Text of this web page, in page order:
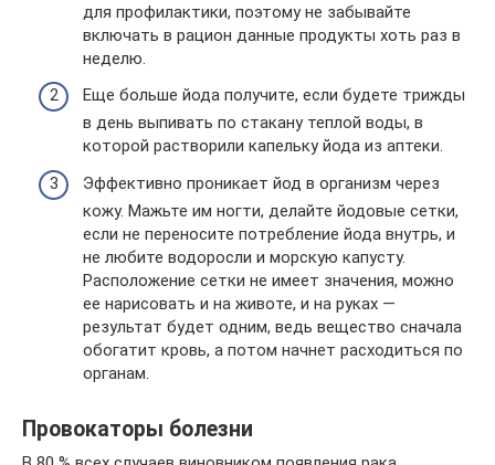
для профилактики, поэтому не забывайте
включать в рацион данные продукты хоть раз в
неделю.
Еще больше йода получите, если будете трижды
в день выпивать по стакану теплой воды, в
которой растворили капельку йода из аптеки.
Эффективно проникает йод в организм через
кожу. Мажьте им ногти, делайте йодовые сетки,
если не переносите потребление йода внутрь, и
не любите водоросли и морскую капусту.
Расположение сетки не имеет значения, можно
ее нарисовать и на животе, и на руках —
результат будет одним, ведь вещество сначала
обогатит кровь, а потом начнет расходиться по
органам.
Провокаторы болезни